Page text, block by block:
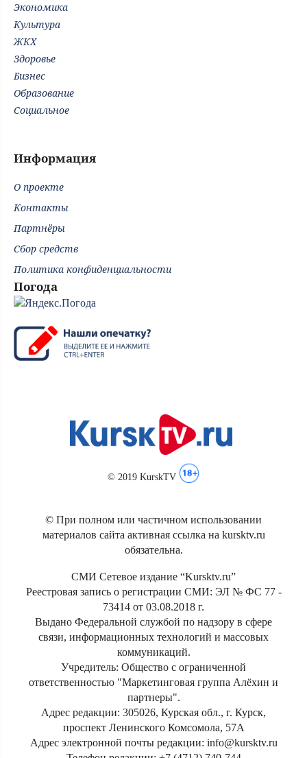
Экономика
Культура
ЖКХ
Здоровье
Бизнес
Образование
Социальное
Информация
О проекте
Контакты
Партнёры
Сбор средств
Политика конфиденциальности
Погода
© 2019 KurskTV
© При полном или частичном использовании
материалов сайта активная ссылка на kursktv.ru
обязательна.
СМИ Сетевое издание “Kursktv.ru”
Реестровая запись о регистрации СМИ: ЭЛ № ФС 77 -
73414 от 03.08.2018 г.
Выдано Федеральной службой по надзору в сфере
связи, информационных технологий и массовых
коммуникаций.
Учредитель: Общество с ограниченной
ответственностью "Маркетинговая группа Алёхин и
партнеры".
Адрес редакции: 305026, Курская обл., г. Курск,
проспект Ленинского Комсомола, 57А
Адрес электронной почты редакции: info@kursktv.ru